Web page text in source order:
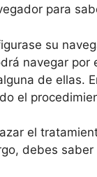
para
su
navegar
de ellas.
el
el
debes